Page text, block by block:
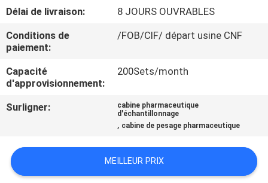
CONTRÔLE
DE
LA
QUALITÉ
NOUS
NOUVELLES
Délai de livraison:
8 JOURS OUVRABLES
Conditions de
paiement:
/FOB/CIF/ départ usine CNF
Capacité
d'approvisionnement:
200Sets/month
Surligner:
cabine pharmaceutique
d'échantillonnage
, cabine de pesage pharmaceutique
MEILLEUR PRIX